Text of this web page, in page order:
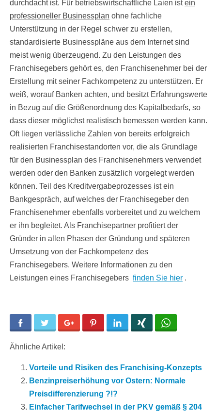
durchdacht ist. Für betriebswirtschaftliche Laien istein
professioneller Businessplan ohne fachliche
Unterstützung in der Regel schwer zu erstellen,
standardisierte Businesspläne aus dem Internet sind
meist wenig überzeugend. Zu den Leistungen des
Franchisegebers gehört es, den Franchisenehmer bei der
Erstellung mit seiner Fachkompetenz zu unterstützen. Er
weiß, worauf Banken achten, und besitzt Erfahrungswerte
in Bezug auf die Größenordnung des Kapitalbedarfs, so
dass dieser möglichst realistisch bemessen werden kann.
Oft liegen verlässliche Zahlen von bereits erfolgreich
realisierten Franchisestandorten vor, die als Grundlage
für den Businessplan des Franchisenehmers verwendet
werden oder den Banken zusätzlich vorgelegt werden
können. Teil des Kreditvergabeprozesses ist ein
Bankgespräch, auf welches der Franchisegeber den
Franchisenehmer ebenfalls vorbereitet und zu welchem
er ihn begleitet. Als Franchisepartner profitiert der
Gründer in allen Phasen der Gründung und späteren
Umsetzung von der Fachkompetenz des
Franchisegebers. Weitere Informationen zu den
Leistungen eines Franchisegebers finden Sie hier .
Facebook Twitter Google+ Pinterest LinkedIn
Ähnliche Artikel:
Vorteile und Risiken des Franchising-Konzepts
Benzinpreiserhöhung vor Ostern: Normale
Preisdifferenzierung ?!?
Einfacher Tarifwechsel in der PKV gemäß § 204